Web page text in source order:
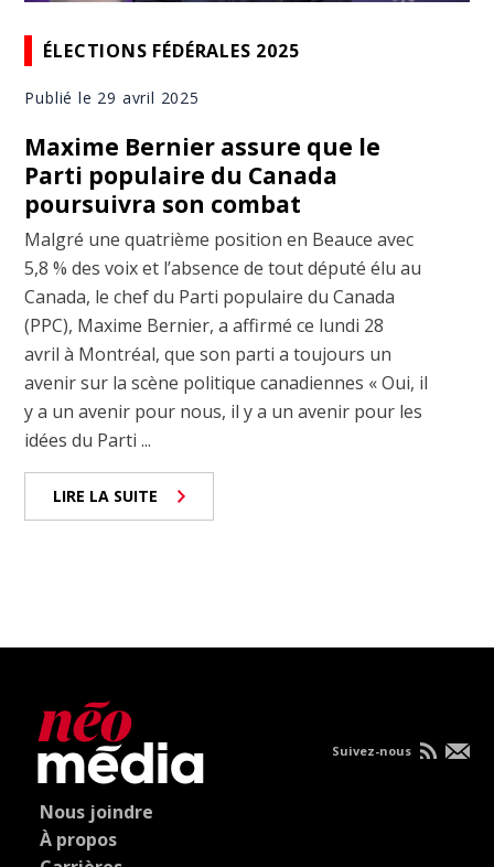
ÉLECTIONS FÉDÉRALES 2025
Publié le 29 avril 2025
Maxime Bernier assure que le
Parti populaire du Canada
poursuivra son combat
Malgré une quatrième position en Beauce avec
5,8 % des voix et l’absence de tout député élu au
Canada, le chef du Parti populaire du Canada
(PPC), Maxime Bernier, a affirmé ce lundi 28
avril à Montréal, que son parti a toujours un
avenir sur la scène politique canadiennes « Oui, il
y a un avenir pour nous, il y a un avenir pour les
idées du Parti ...
LIRE LA SUITE
Nous joindre
À propos
Suivez-nous